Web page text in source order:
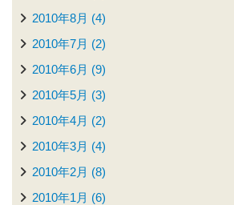
2010年8月 (4)
2010年7月 (2)
2010年6月 (9)
2010年5月 (3)
2010年4月 (2)
2010年3月 (4)
2010年2月 (8)
2010年1月 (6)